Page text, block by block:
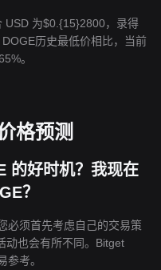
USD 为$0.{15}2800，录得
历史最低价相比，当前
。
格预测
的好时机？我现在
？
必须首先考虑自己的交易策
动也会有所不同。Bitget
参考。